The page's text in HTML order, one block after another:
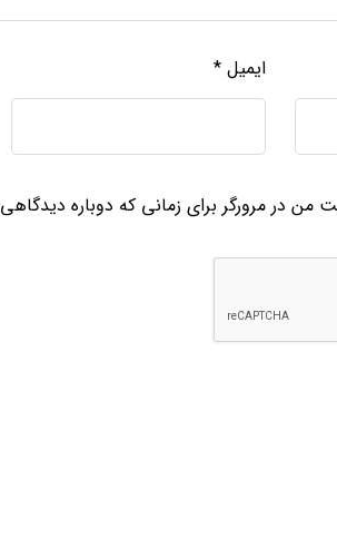
ایمیل *
من در مرورگر برای زمانی که دوباره